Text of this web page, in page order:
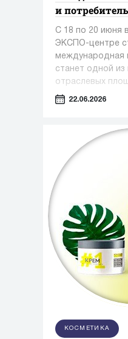
и
С 18 по 20 июня
ЭКСПО-центре
международная
станет одной из
отраслевых
сфере
22.06.2026
КОСМЕТИКА